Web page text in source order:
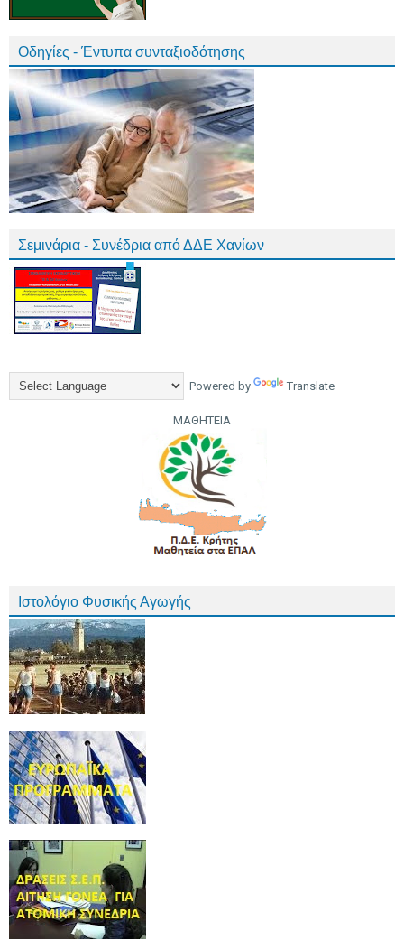
Οδηγίες - Έντυπα συνταξιοδότησης
Σεμινάρια - Συνέδρια από ΔΔΕ Χανίων
Powered by Translate
ΜΑΘΗΤΕΙΑ
Ιστολόγιο Φυσικής Αγωγής